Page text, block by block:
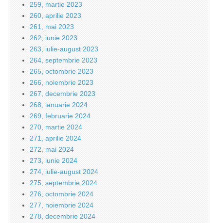
259, martie 2023
260, aprilie 2023
261, mai 2023
262, iunie 2023
263, iulie-august 2023
264, septembrie 2023
265, octombrie 2023
266, noiembrie 2023
267, decembrie 2023
268, ianuarie 2024
269, februarie 2024
270, martie 2024
271, aprilie 2024
272, mai 2024
273, iunie 2024
274, iulie-august 2024
275, septembrie 2024
276, octombrie 2024
277, noiembrie 2024
278, decembrie 2024